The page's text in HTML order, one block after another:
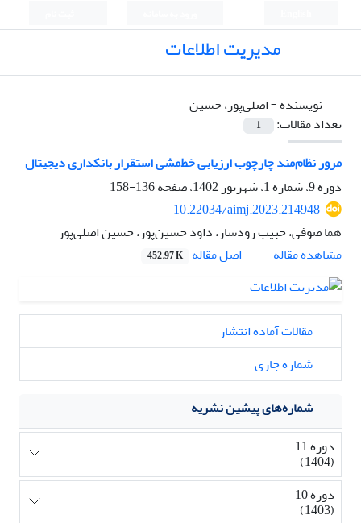
مدیریت اطلاعات
نویسنده =اصلی‌پور، حسین
تعداد مقالات:
1
مرور نظام‌مند چارچوب ارزیابی خط‌‌مشی استقرار بانکداری دیجیتال
دوره 9، شماره 1، شهریور 1402، صفحه
136-158
10.22034/aimj.2023.214948
هما صوفی، حبیب رودساز، داود حسین‌پور، حسین اصلی‌پور
مشاهده مقاله
اصل مقاله 452.97 K
مقالات آماده انتشار
شماره جاری
شماره‌های پیشین نشریه
دوره 11
(1404)
دوره 10
(1403)